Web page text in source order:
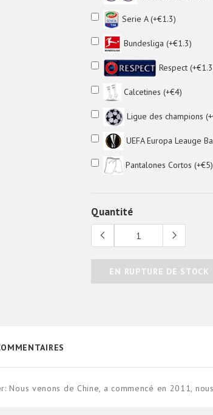
Serie A (+€1.3)
Bundesliga (+€1.3)
Respect
Calcetines (+€4)
Ligue des champions
UEFA Europa Leauge
Pantalones Cortos (+€5)
Quantité
EN RUPTURE DE STOCK
venons de Chine, a commencé en 2011,